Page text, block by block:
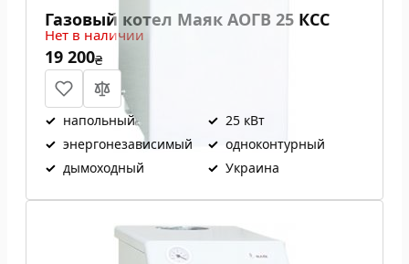
Газовый котел Маяк АОГВ 25 КСС
Нет в наличии
19 200₴
✓ напольный ✓ 25 кВт
✓ энергонезависимый ✓ одноконтурный
✓ дымоходный ✓ Украина